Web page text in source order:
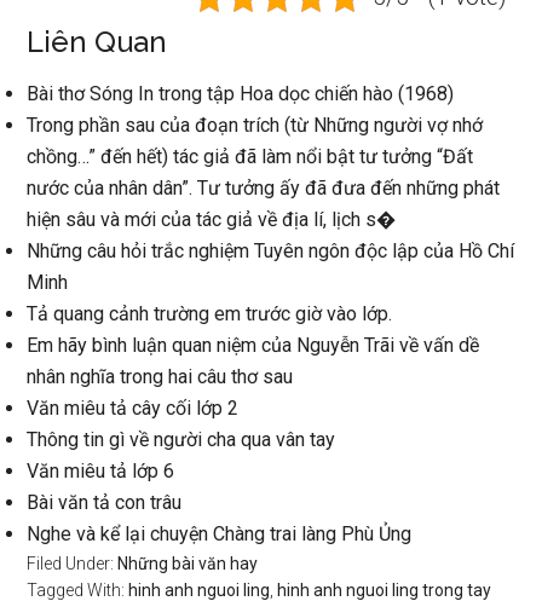
Liên Quan
Bài thơ Sóng In trong tập Hoa dọc chiến hào (1968)
Trong phần sau của đoạn trích (từ Những người vợ nhớ
chồng…” đến hết) tác giả đã làm nổi bật tư tưởng “Đất
nước của nhân dân”. Tư tưởng ấy đã đưa đến những phát
hiện sâu và mới của tác giả về địa lí, lịch s�
Những câu hỏi trắc nghiệm Tuyên ngôn độc lập của Hồ Chí
Minh
Tả quang cảnh trường em trước giờ vào lớp.
Em hãy bình luận quan niệm của Nguyễn Trãi về vấn dề
nhân nghĩa trong hai câu thơ sau
Văn miêu tả cây cối lớp 2
Thông tin gì về người cha qua vân tay
Văn miêu tả lớp 6
Bài văn tả con trâu
Nghe và kể lại chuyện Chàng trai làng Phù Ủng
Filed Under: Những bài văn hay
Tagged With: hinh anh nguoi ling hinh anh nguoi ling trong tay